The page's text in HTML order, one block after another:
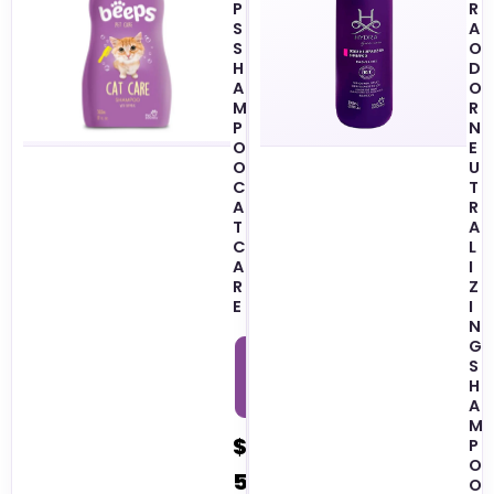
P
S
S
H
A
M
P
O
O
C
A
T
C
A
R
E
$
5
R
A
O
D
O
R
N
E
U
T
R
A
L
I
Z
I
N
G
S
H
A
M
P
O
O